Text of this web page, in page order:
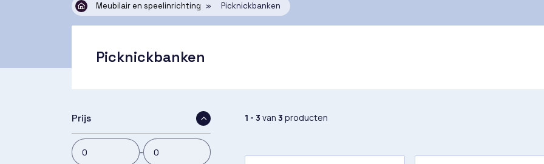
Meubilair en speelinrichting » Picknickbanken
Picknickbanken
Prijs
-
1 - 3 van 3 producten